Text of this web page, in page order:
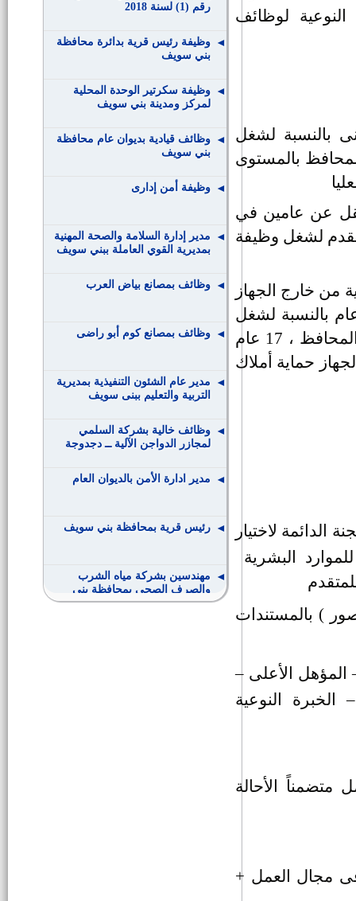
لوظائف
بالنسبة لشغل
بالمستوى
عن عامين في
لشغل وظيفة
من خارج الجهاز
للدولة قضاء مدة خدمة كلية لا تقل عن 18 عام بالنسبة لشغل
وظيفة رئيس الإدارة المركزية لشئون مكتب السيد المحافظ ، 17 عام
حماية أملاك
لاختيار
البشرية
( اصل + 6 ملفات صور ) بالمستندات
المؤهل الأعلى –
النوعية
متضمناً الأحالة
فى مجال العمل +
رقم (1) لسنة 2018
وظيفة رئيس قرية بدائرة محافظة
بني سويف
وظيفة سكرتير الوحدة المحلية
لمركز ومدينة بني سويف
وظائف قيادية بديوان عام محافظة
بني سويف
وظيفة أمن إدارى
مدير إدارة السلامة والصحة المهنية
بمديرية القوي العاملة ببني سويف
وظائف بمصانع بياض العرب
وظائف بمصانع كوم أبو راضى
مدير عام الشئون التنفيذية بمديرية
التربية والتعليم ببنى سويف
وظائف خالية بشركة السلمي
لمجازر الدواجن الآلية ــ دجدوجة
مدير ادارة الأمن بالديوان العام
رئيس قرية بمحافظة بني سويف
مهندسين بشركة مياه الشرب
والصرف الصحى بمحافظة بنى
سويف